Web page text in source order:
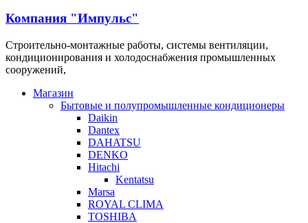
Компания "Импульс"
Строительно-монтажные работы, системы вентиляции,
кондиционирования и холодоснабжения промышленных
сооружений,
Магазин
Бытовые и полупромышленные кондиционеры
Daikin
Dantex
DAHATSU
DENKO
Hitachi
Kentatsu
Marsa
ROYAL CLIMA
TOSHIBA